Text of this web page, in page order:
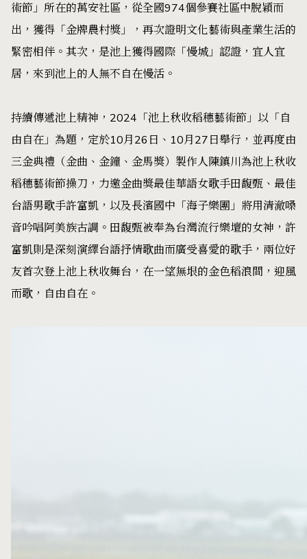
術節」所在的萬安社區，從全國974個參賽社區中脫穎而
出，獲得「金牌農村獎」，再次證明文化藝術與產業生活的
緊密相伴。其次，是池上獲得國際「慢城」認證，宜人宜
居，來到池上的人無不自在慢活。
持續傳遞池上精神，2024「池上秋收稻穗藝術節」以「自
由自在」為題，定於10月26日、10月27日舉行，並再度由
三金典禮（金曲、金鐘、金馬獎）製作人陳鎮川為池上秋收
稻穗藝術節操刀，力邀金曲獎最佳華語女歌手田馥甄、最佳
台語男歌手許富凱，以及長濱國中「海子樂團」將用清澈嗓
音吟唱阿美族古調。田馥甄被奉為台灣流行樂壇的女神，許
富凱則是深刻演繹台語抒情歌曲而廣受喜愛的歌手，兩位好
友首次登上池上秋收舞台，在一望無垠的金色稻浪間，迎風
而歌，自由自在。